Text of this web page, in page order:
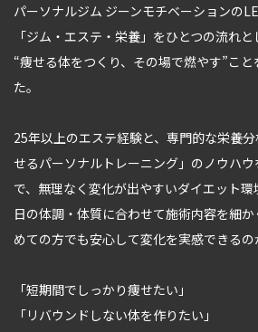
パーソナルジム ジーンモチベーションの
「ジム・エステ・栄養」をひとつの流れと
“痩せる体をつくり、その場で燃やす”こ
た。
25年以上のエステ経験と、専門的な栄養
せるパーソナルトレーニング」のノウハ
で、無理なく変化が出やすいダイエット環
日の体調・体質に合わせて施術内容を細
めての方でも安心して変化を実感できるの
「短期間でしっかり痩せたい」
「リバウンドしない体を作りたい」